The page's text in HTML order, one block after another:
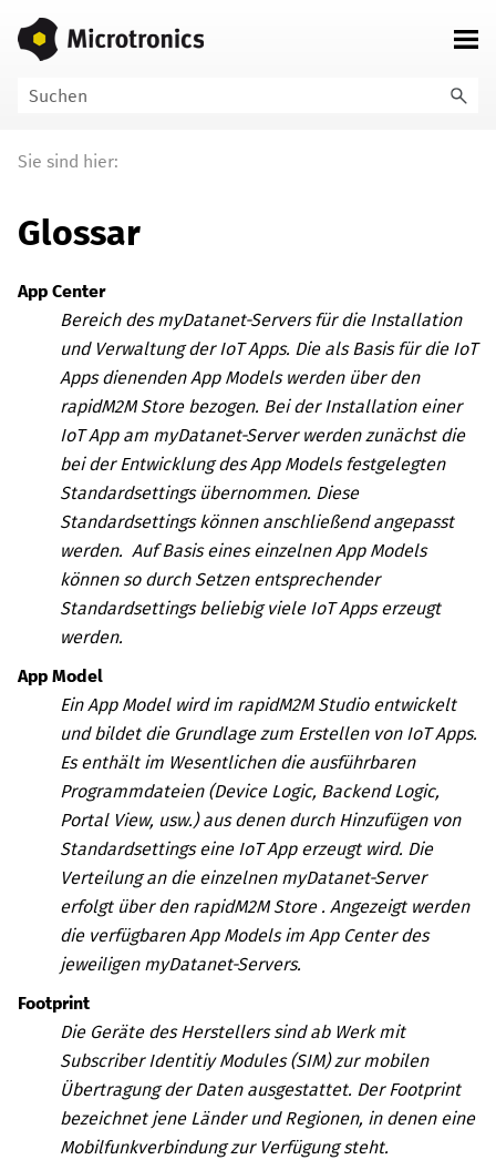
Zu Hauptinhalt springen
Sie sind hier:
Glossar
App Center
Bereich desmyDatanet-Servers für die Installation
und Verwaltung der IoT Apps. Die als Basis für die IoT
Apps dienenden App Models werden über den
rapidM2M Store bezogen. Bei der Installation einer
IoT App am myDatanet-Server werden zunächst die
bei der Entwicklung des App Models festgelegten
Standardsettings übernommen. Diese
Standardsettings können anschließend angepasst
werden. Auf Basis eines einzelnen App Models
können so durch Setzen entsprechender
Standardsettings beliebig viele IoT Apps erzeugt
werden.
App Model
Ein App Model wird im rapidM2M Studio entwickelt
und bildet die Grundlage zum Erstellen von IoT Apps.
Es enthält im Wesentlichen die ausführbaren
Programmdateien (Device Logic, Backend Logic,
Portal View, usw.) aus denen durch Hinzufügen von
Standardsettings eine IoT App erzeugt wird. Die
Verteilung an die einzelnen myDatanet-Server
erfolgt über den rapidM2M Store . Angezeigt werden
die verfügbaren App Models im App Center des
jeweiligen myDatanet-Servers.
Footprint
Die Geräte des Herstellers sind ab Werk mit
Subscriber Identitiy Modules (SIM) zur mobilen
Übertragung der Daten ausgestattet. Der Footprint
bezeichnet jene Länder und Regionen, in denen eine
Mobilfunkverbindung zur Verfügung steht.